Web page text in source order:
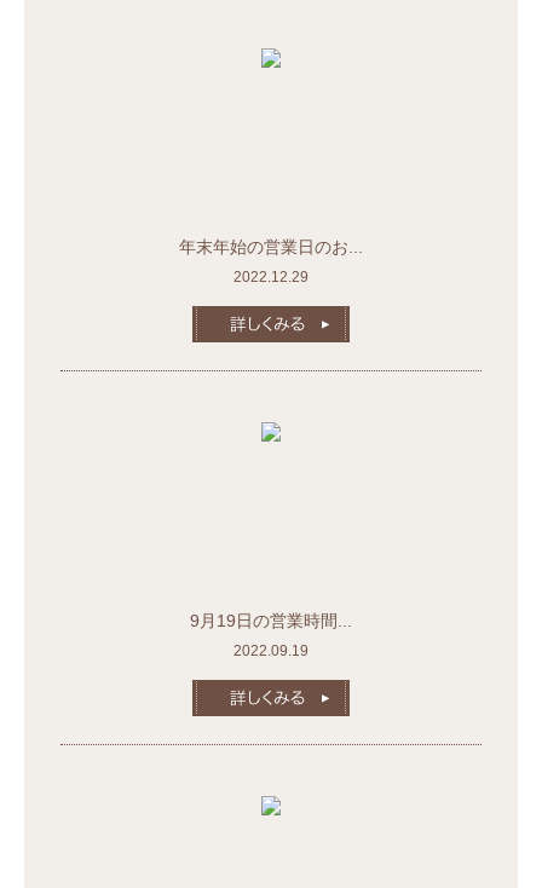
年末年始の営業日のお...
2022.12.29
9月19日の営業時間...
2022.09.19